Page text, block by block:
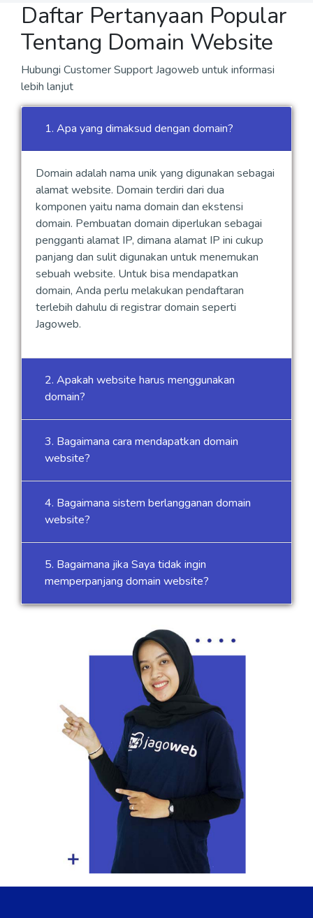
Daftar Pertanyaan Popular
Tentang Domain Website
Hubungi Customer Support Jagoweb untuk informasi
lebih lanjut
1. Apa yang dimaksud dengan domain?
Domain adalah nama unik yang digunakan sebagai
alamat website. Domain terdiri dari dua
komponen yaitu nama domain dan ekstensi
domain. Pembuatan domain diperlukan sebagai
pengganti alamat IP, dimana alamat IP ini cukup
panjang dan sulit digunakan untuk menemukan
sebuah website. Untuk bisa mendapatkan
domain, Anda perlu melakukan pendaftaran
terlebih dahulu di registrar domain seperti
Jagoweb.
2. Apakah website harus menggunakan
domain?
3. Bagaimana cara mendapatkan domain
website?
4. Bagaimana sistem berlangganan domain
website?
5. Bagaimana jika Saya tidak ingin
memperpanjang domain website?